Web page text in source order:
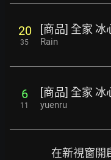
20
35
[商品] 全家 冰
Rain
6
11
[商品] 全家 冰
yuenru
在新視窗開